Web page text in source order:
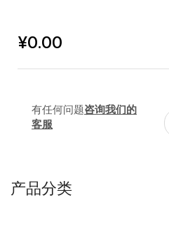
¥0.00
有任何问题咨询我们的
客服
产品分类